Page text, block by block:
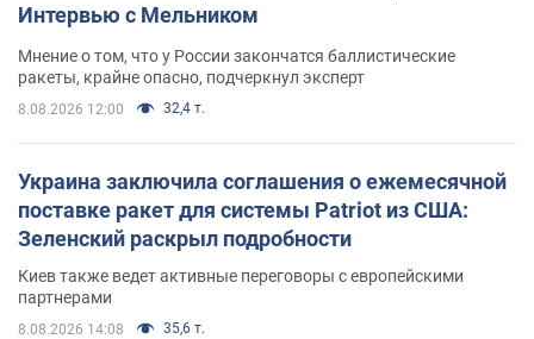
Интервью с Мельником
Мнение о том, что у России закончатся баллистические
ракеты, крайне опасно, подчеркнул эксперт
8.08.2026 12:00 32,4 т.
Украина заключила соглашения о ежемесячной
поставке ракет для системы Patriot из США:
Зеленский раскрыл подробности
Киев также ведет активные переговоры с европейскими
партнерами
8.08.2026 14:08 35,6 т.